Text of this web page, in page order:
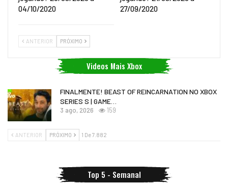
04/10/2020
27/09/2020
ANTERIOR PRÓXIMO
Videos Mais Xbox
FINALMENTE! BEAST OF REINCARNATION NO XBOX
SERIES S | GAME…
3 ago, 2026 159
ANTERIOR PRÓXIMO 1 De 7.882
Top 5 - Semanal